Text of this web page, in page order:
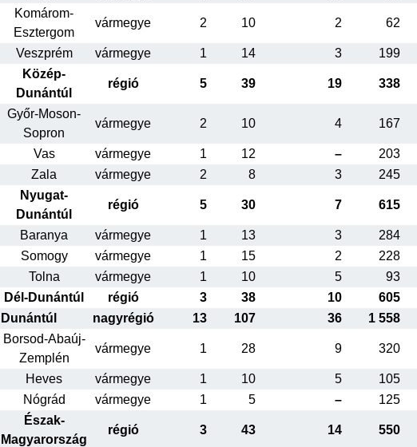
Komárom-
Esztergom
vármegye 2 10 2 62
Veszprém vármegye 1 14 3 199
Közép-
Dunántúl
régió 5 39 19 338
Győr-Moson-
Sopron
vármegye 2 10 4 167
Vas vármegye 1 12 – 203
Zala
vármegye 2 8 3 245
Nyugat-
Dunántúl
régió 5 30 7 615
Baranya vármegye 1 13 3 284
Somogy
vármegye 1 15 2 228
Tolna
vármegye 1 10 5 93
Dél-Dunántúl
régió 3 38 10 605
Dunántúl
nagyrégió 13 107 36 1 558
Borsod-Abaúj-
Zemplén
vármegye 1 28 9 320
Heves vármegye 1 10 5 105
Nógrád
vármegye 1 5 – 125
Észak-
Magyarország
régió 3 43 14 550